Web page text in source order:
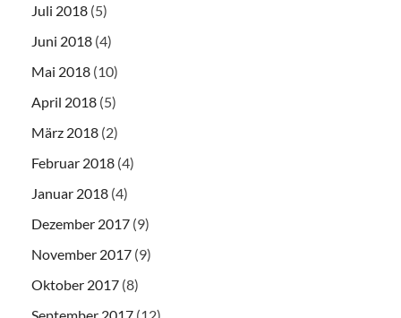
Juli 2018 (5)
Juni 2018 (4)
Mai 2018 (10)
April 2018 (5)
März 2018 (2)
Februar 2018 (4)
Januar 2018 (4)
Dezember 2017 (9)
November 2017 (9)
Oktober 2017 (8)
September 2017 (12)